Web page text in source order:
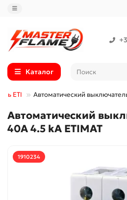
Каталог
ETI Автоматический
Автоматический
40A 4.5 kA ETIMAT
1910234